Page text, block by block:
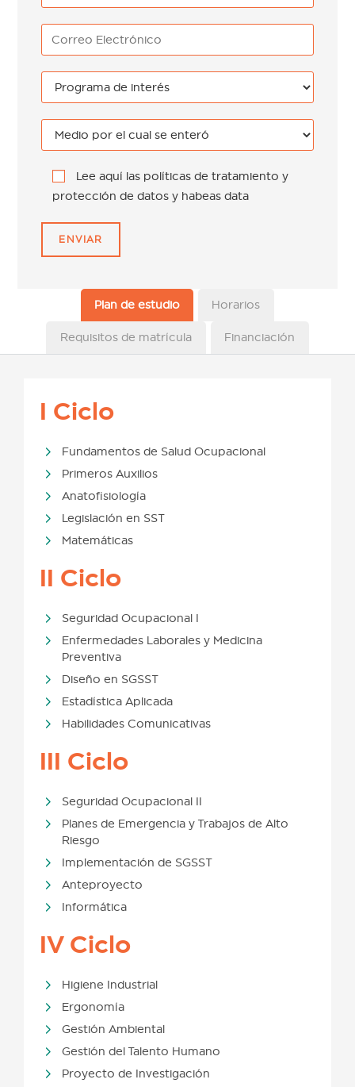
Lee aquí las políticas de tratamiento y
protección de datos y habeas data
Plan de estudio Horarios
Requisitos de matrícula Financiación
I Ciclo
Fundamentos de Salud Ocupacional
Primeros Auxilios
Anatofisiología
Legislación en SST
Matemáticas
II Ciclo
Seguridad Ocupacional I
Enfermedades Laborales y Medicina
Preventiva
Diseño en SGSST
Estadística Aplicada
Habilidades Comunicativas
III Ciclo
Seguridad Ocupacional II
Planes de Emergencia y Trabajos de Alto
Riesgo
Implementación de SGSST
Anteproyecto
Informática
IV Ciclo
Higiene Industrial
Ergonomía
Gestión Ambiental
Gestión del Talento Humano
Proyecto de Investigación